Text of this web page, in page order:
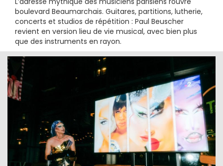
boulevard Beaumarchais. Guitares, partitions, lutherie,
concerts et studios de répétition : Paul Beuscher
revient en version lieu de vie musical, avec bien plus
que des instruments en rayon.